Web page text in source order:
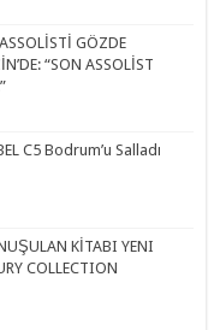
GÖZDE
“SON ASSOLİST
C5 Bodrum’u Salladı
KİTABI YENI
COLLECTION